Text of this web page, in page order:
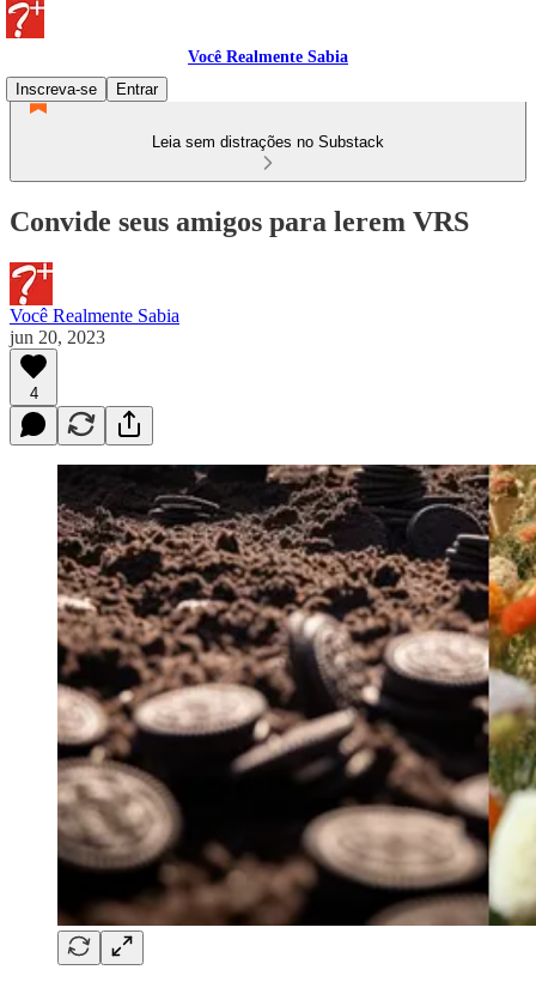
Você Realmente Sabia
Inscreva-se
Entrar
Leia sem distrações no Substack
Convide seus amigos para lerem VRS
Você Realmente Sabia
jun 20, 2023
4